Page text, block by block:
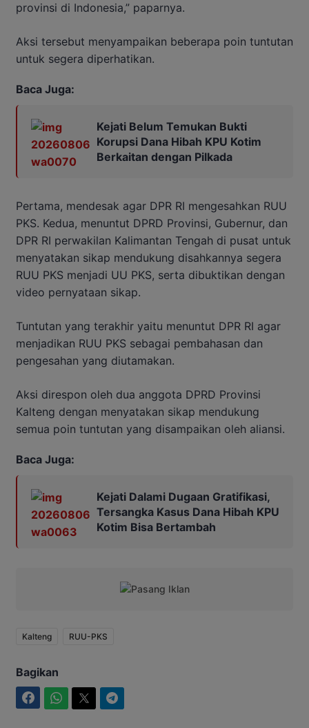
provinsi di Indonesia,” paparnya.
Aksi tersebut menyampaikan beberapa poin tuntutan
untuk segera diperhatikan.
Baca Juga:
Kejati Belum Temukan Bukti
Korupsi Dana Hibah KPU Kotim
Berkaitan dengan Pilkada
Pertama, mendesak agar DPR RI mengesahkan RUU
PKS. Kedua, menuntut DPRD Provinsi, Gubernur, dan
DPR RI perwakilan Kalimantan Tengah di pusat untuk
menyatakan sikap mendukung disahkannya segera
RUU PKS menjadi UU PKS, serta dibuktikan dengan
video pernyataan sikap.
Tuntutan yang terakhir yaitu menuntut DPR RI agar
menjadikan RUU PKS sebagai pembahasan dan
pengesahan yang diutamakan.
Aksi direspon oleh dua anggota DPRD Provinsi
Kalteng dengan menyatakan sikap mendukung
semua poin tuntutan yang disampaikan oleh aliansi.
Baca Juga:
Kejati Dalami Dugaan Gratifikasi,
Tersangka Kasus Dana Hibah KPU
Kotim Bisa Bertambah
Kalteng RUU-PKS
Bagikan